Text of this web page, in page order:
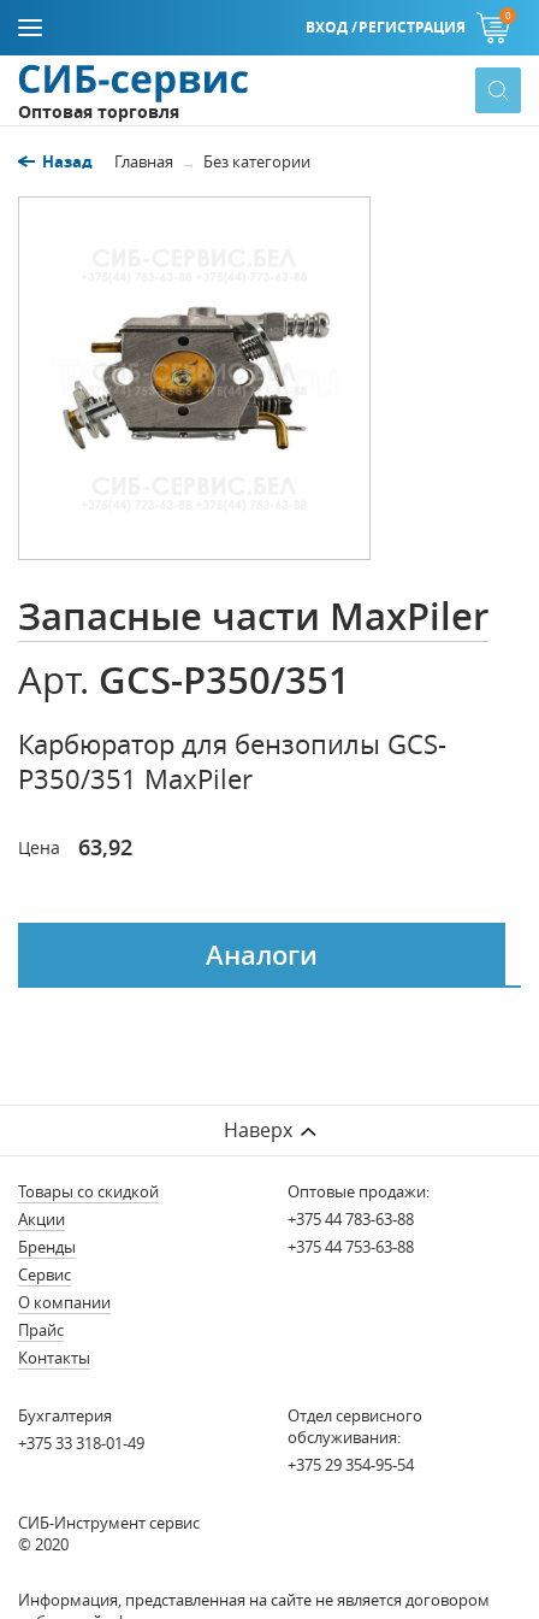
ВХОД /РЕГИСТРАЦИЯ
0
Оптовая торговля
Назад Главная Без категории
Запасные части MaxPiler
Арт. GCS-P350/351
Карбюратор для бензопилы GCS-
P350/351 MaxPiler
Цена 63,92
Аналоги
Наверх
Товары со скидкой
Акции
Бренды
Сервис
О компании
Прайс
Контакты
Оптовые продажи:
+375 44 783-63-88
+375 44 753-63-88
Бухгалтерия
+375 33 318-01-49
Отдел сервисного
обслуживания:
+375 29 354-95-54
СИБ-Инструмент сервис
© 2020
Информация, представленная на сайте не является договором